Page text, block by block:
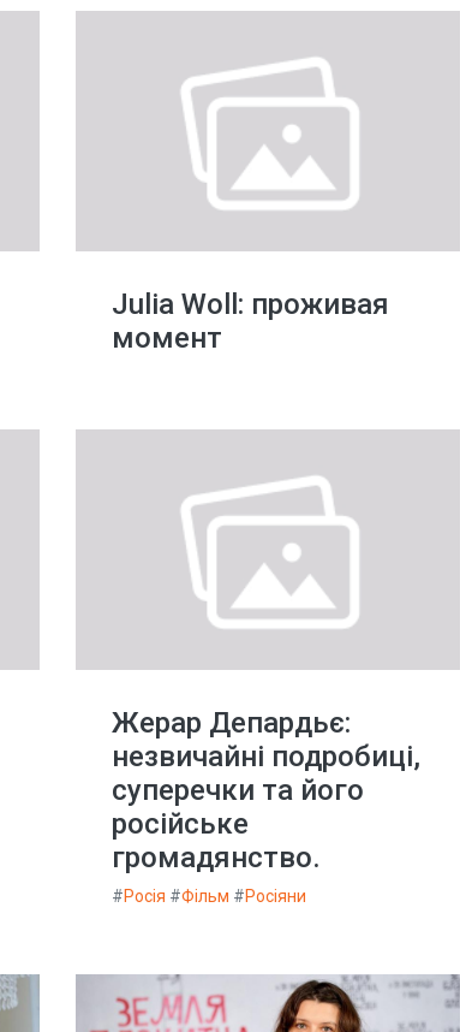
Julia Woll: проживая
момент
Жерар Депардьє:
незвичайні подробиці,
суперечки та його
російське
громадянство.
#Росія #Фільм #Росіяни